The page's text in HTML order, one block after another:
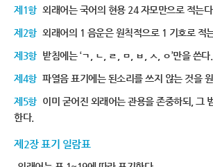
제1항 외래어는 국어의 현용 24 자모만으로 적는다.
제2항 외래어의 1 음운은 원칙적으로 1 기호로 적
제3항 받침에는 ‘ㄱ, ㄴ, ㄹ, ㅁ, ㅂ, ㅅ, ㅇ’만을 쓴다.
제4항 파열음 표기에는 된소리를 쓰지 않는 것을
제5항 이미 굳어진 외래어는 관용을 존중하되, 그
한다.
제2장 표기 일람표